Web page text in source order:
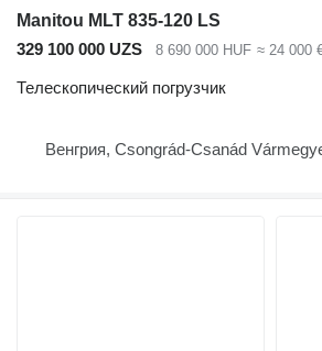
Manitou MLT 835-120 LS
329 100 000 UZS
8 690 000 HUF ≈ 24 000
Телескопический погрузчик
Венгрия, Csongrád-Csanád